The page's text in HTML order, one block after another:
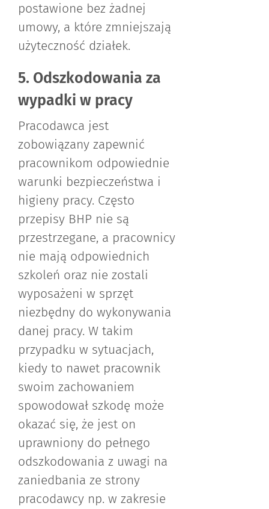
postawione bez żadnej
umowy, a które zmniejszają
użyteczność działek.
5. Odszkodowania za
wypadki w pracy
Pracodawca jest
zobowiązany zapewnić
pracownikom odpowiednie
warunki bezpieczeństwa i
higieny pracy. Często
przepisy BHP nie są
przestrzegane, a pracownicy
nie mają odpowiednich
szkoleń oraz nie zostali
wyposażeni w sprzęt
niezbędny do wykonywania
danej pracy. W takim
przypadku w sytuacjach,
kiedy to nawet pracownik
swoim zachowaniem
spowodował szkodę może
okazać się, że jest on
uprawniony do pełnego
odszkodowania z uwagi na
zaniedbania ze strony
pracodawcy np. w zakresie